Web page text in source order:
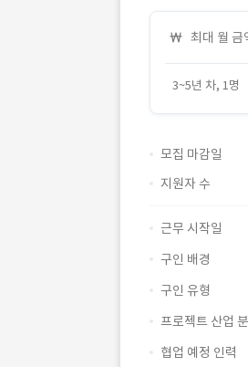
최대 월 금
3~5년 차, 1명
모집 마감일
지원자 수
근무 시작일
구인 배경
구인 유형
프로젝트 산업
협업 예정 인력